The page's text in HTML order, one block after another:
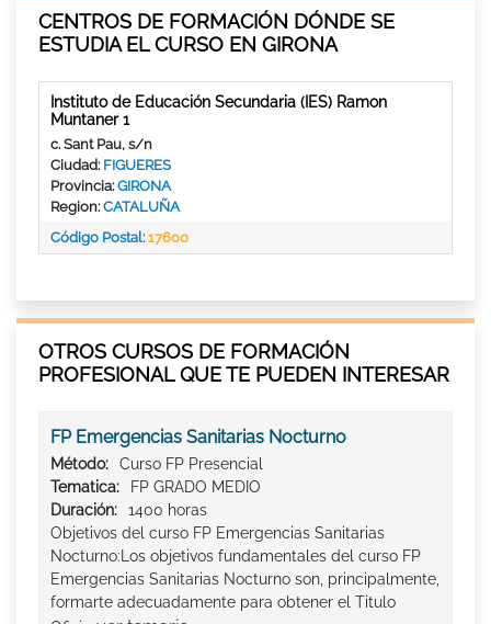
CENTROS DE FORMACIÓN DÓNDE SE
ESTUDIA EL CURSO EN GIRONA
Instituto de Educación Secundaria (IES) Ramon
Muntaner 1
c. Sant Pau, s/n
Ciudad: FIGUERES
Provincia:GIRONA
Region:CATALUÑA
Código Postal:17600
OTROS CURSOS DE FORMACIÓN
PROFESIONAL QUE TE PUEDEN INTERESAR
FP Emergencias Sanitarias Nocturno
Método:
Curso FP Presencial
Tematica:
FP GRADO MEDIO
Duración:
1400 horas
Objetivos del curso FP Emergencias Sanitarias
Nocturno:Los objetivos fundamentales del curso FP
Emergencias Sanitarias Nocturno son, principalmente,
formarte adecuadamente para obtener el Titulo